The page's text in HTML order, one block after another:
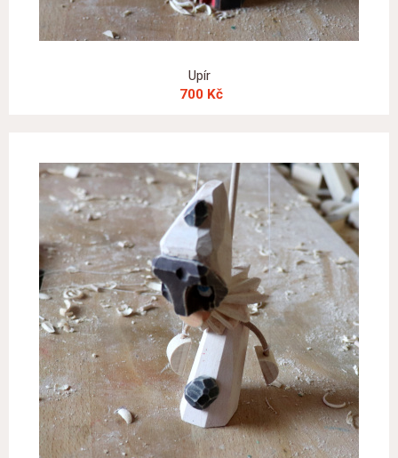
Upír
700 Kč